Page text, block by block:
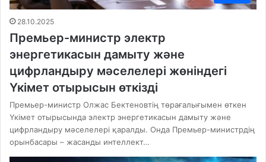
28.10.2025
Премьер-министр электр
энергетикасын дамыту және
цифрландыру мәселелері жөніндегі
Үкімет отырысын өткізді
Премьер-министр Олжас Бектеновтің төрағалығымен өткен
Үкімет отырысында электр энергетикасын дамыту және
цифрландыру мәселелері қаралды. Онда Премьер-министрдің
орынбасары – жасанды интеллект…